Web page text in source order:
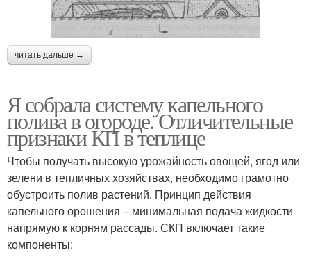
читать дальше →
Я собрала систему капельного
полива в огороде. Отличительные
признаки КП в теплице
Чтобы получать высокую урожайность овощей, ягод или
зелени в тепличных хозяйствах, необходимо грамотно
обустроить полив растений. Принцип действия
капельного орошения – минимальная подача жидкости
напрямую к корням рассады. СКП включает такие
компоненты: